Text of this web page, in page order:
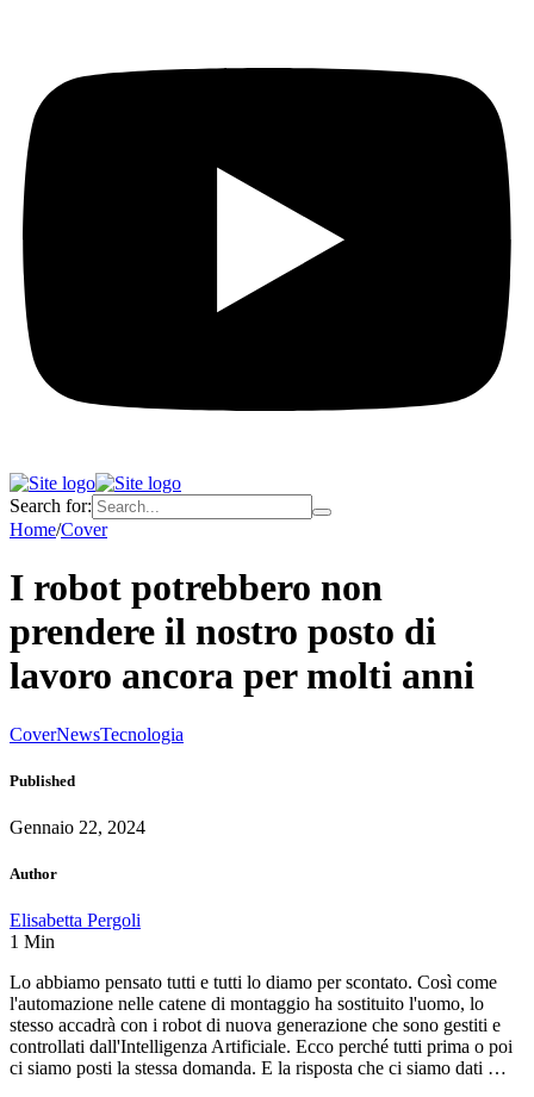
Search for:
Home/Cover
I robot potrebbero non
prendere il nostro posto di
lavoro ancora per molti anni
CoverNewsTecnologia
Published
Gennaio 22, 2024
Author
Elisabetta Pergoli
1 Min
Lo abbiamo pensato tutti e tutti lo diamo per scontato. Così come
l'automazione nelle catene di montaggio ha sostituito l'uomo, lo
stesso accadrà con i robot di nuova generazione che sono gestiti e
controllati dall'Intelligenza Artificiale. Ecco perché tutti prima o poi
ci siamo posti la stessa domanda. E la risposta che ci siamo dati …